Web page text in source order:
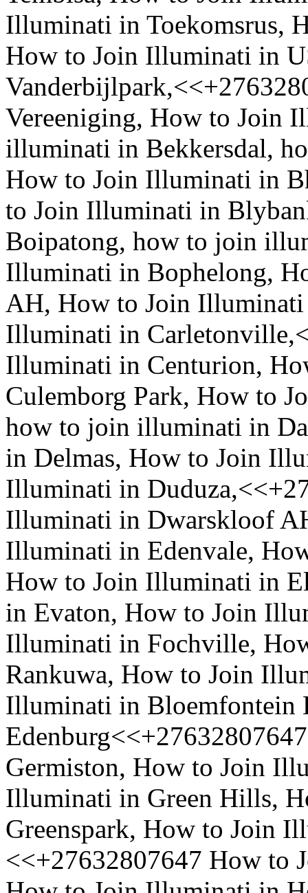
Illuminati in Toekomsrus,
How to Join Illuminati in
Vereeniging, How to Join
illuminati in Bekkersdal,
How to Join Illuminati in
to Join Illuminati in
Boipatong, how to join
Illuminati in Bophelong,
AH, How to Join
Illuminati in
Illuminati in Centurion,
Culemborg Park, How to
how to join illuminati in
in Delmas, How to Join
Illuminati in
Illuminati in Dwarskloof
Illuminati in Edenvale,
How to Join Illuminati in
in Evaton, How to Join
Illuminati in Fochville,
Rankuwa, How to Join
Illuminati in Bloemfontein
Germiston, How to Join
Illuminati in Green Hills,
Greenspark, How to Join
<<+27632807647 How to